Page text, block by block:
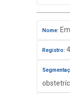
Nome:
Registro: